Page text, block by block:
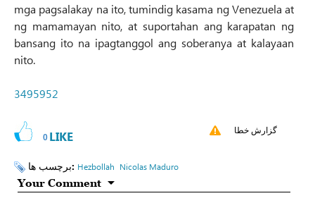
mga pagsalakay na ito, tumindig kasama ng Venezuela at
ng mamamayan nito, at suportahan ang karapatan ng
bansang ito na ipagtanggol ang soberanya at kalayaan
nito.
3495952
0 LIKE گزارش خطا
برچسب ها: Hezbollah Nicolas Maduro
Your Comment